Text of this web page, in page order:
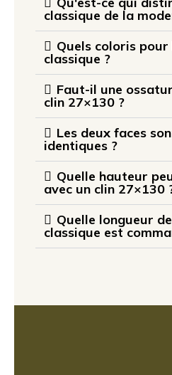
classique de la
Quels coloris
classique ?
Faut-il une
clin 27×130 ?
Les deux faces
identiques ?
Quelle hauteur
avec un clin 27×130
Quelle longueur
classique est